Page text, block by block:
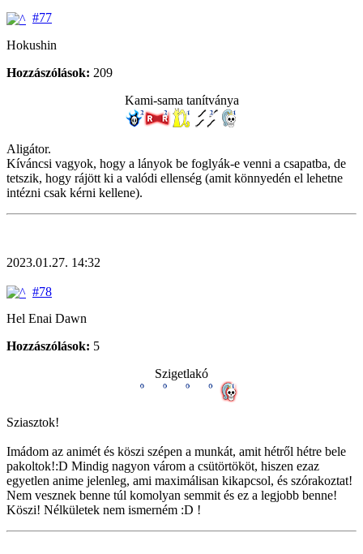
#77
Hokushin
Hozzászólások: 209
Kami-sama tanítványa
Aligátor.
Kíváncsi vagyok, hogy a lányok be foglyák-e venni a csapatba, de
tetszik, hogy rájött ki a valódi ellenség (amit könnyedén el lehetne
intézni csak kérni kellene).
2023.01.27. 14:32
#78
Hel Enai Dawn
Hozzászólások: 5
Szigetlakó
Sziasztok!
Imádom az animét és köszi szépen a munkát, amit hétről hétre bele
pakoltok!:D Mindig nagyon várom a csütörtököt, hiszen ezaz
egyetlen anime jelenleg, ami maximálisan kikapcsol, és szórakoztat!
Nem vesznek benne túl komolyan semmit és ez a legjobb benne!
Köszi! Nélkületek nem ismerném :D !